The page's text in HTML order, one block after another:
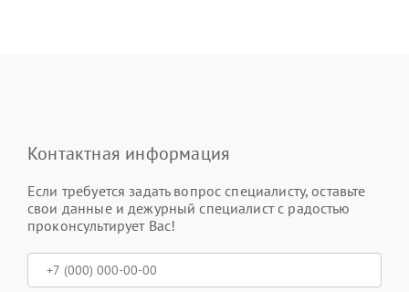
Контактная информация
Если требуется задать вопрос специалисту, оставьте
свои данные и дежурный специалист с радостью
проконсультирует Вас!